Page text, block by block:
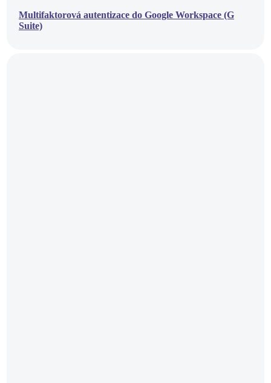
Multifaktorová autentizace do Google Workspace (G
Suite)